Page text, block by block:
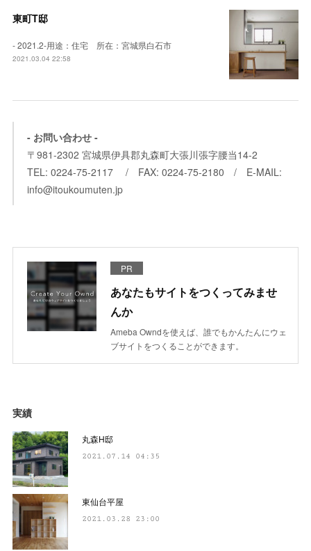
東町T邸
- 2021.2-用途：住宅 所在：宮城県白石市
2021.03.04 22:58
- お問い合わせ -
〒981-2302 宮城県伊具郡丸森町大張川張字腰当14-2
TEL: 0224-75-2117 / FAX: 0224-75-2180 / E-MAIL:
info@itoukoumuten.jp
PR
あなたもサイトをつくってみませ
んか
Ameba Owndを使えば、誰でもかんたんにウェ
ブサイトをつくることができます。
実績
丸森H邸
2021.07.14 04:35
東仙台平屋
2021.03.28 23:00